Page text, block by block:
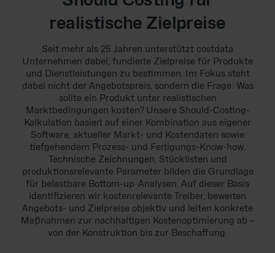
realistische Zielpreise
Seit mehr als 25 Jahren unterstützt costdata
Unternehmen dabei, fundierte Zielpreise für Produkte
und Dienstleistungen zu bestimmen. Im Fokus steht
dabei nicht der Angebotspreis, sondern die Frage: Was
sollte ein Produkt unter realistischen
Marktbedingungen kosten? Unsere Should-Costing-
Kalkulation basiert auf einer Kombination aus eigener
Software, aktueller Markt- und Kostendaten sowie
tiefgehendem Prozess- und Fertigungs-Know-how.
Technische Zeichnungen, Stücklisten und
produktionsrelevante Parameter bilden die Grundlage
für belastbare Bottom-up-Analysen. Auf dieser Basis
identifizieren wir kostenrelevante Treiber, bewerten
Angebots- und Zielpreise objektiv und leiten konkrete
Maßnahmen zur nachhaltigen Kostenoptimierung ab –
von der Konstruktion bis zur Beschaffung.